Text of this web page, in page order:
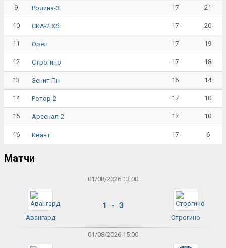
9 Родина-3 17 21
10 СКА-2 Хб 17 20
11 Орёл 17 19
12 Строгино 17 18
13 Зенит Пн 16 14
14 Ротор-2 17 10
15 Арсенал-2 17 10
16 Квант 17 6
Матчи
01/08/2026 13:00
Авангард
1 - 3
Строгино
01/08/2026 15:00